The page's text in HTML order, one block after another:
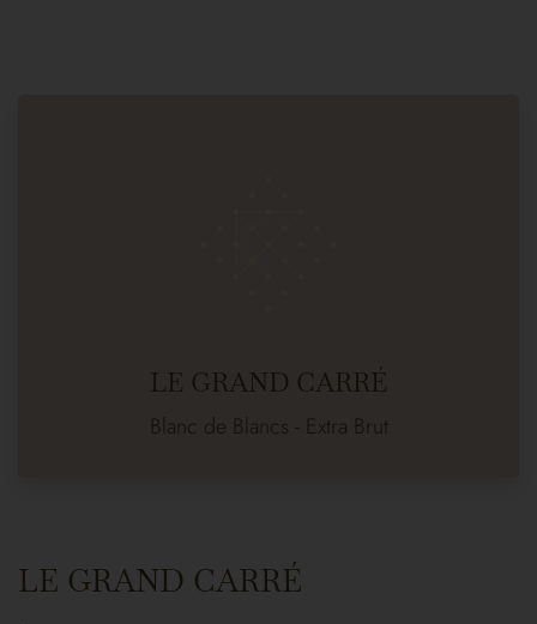
LE GRAND CARRÉ
Blanc de Blancs - Extra Brut
LE GRAND CARRÉ